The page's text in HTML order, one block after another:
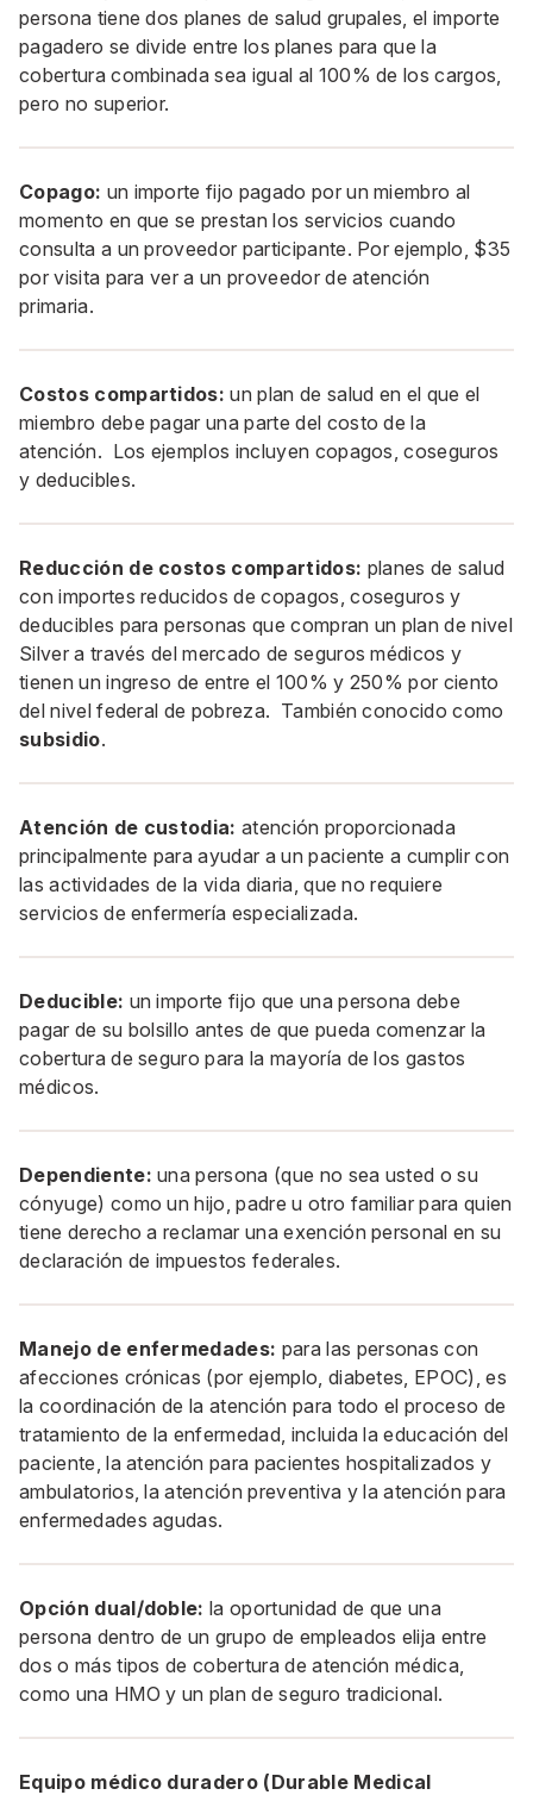
persona tiene dos planes de salud grupales, el importe
pagadero se divide entre los planes para que la
cobertura combinada sea igual al 100% de los cargos,
pero no superior.
Copago: un importe fijo pagado por un miembro al
momento en que se prestan los servicios cuando
consulta a un proveedor participante. Por ejemplo, $35
por visita para ver a un proveedor de atención
primaria.
Costos compartidos: un plan de salud en el que el
miembro debe pagar una parte del costo de la
atención. Los ejemplos incluyen copagos, coseguros
y deducibles.
Reducción de costos compartidos: planes de salud
con importes reducidos de copagos, coseguros y
deducibles para personas que compran un plan de nivel
Silver a través del mercado de seguros médicos y
tienen un ingreso de entre el 100% y 250% por ciento
del nivel federal de pobreza. También conocido como
subsidio.
Atención de custodia: atención proporcionada
principalmente para ayudar a un paciente a cumplir con
las actividades de la vida diaria, que no requiere
servicios de enfermería especializada.
Deducible: un importe fijo que una persona debe
pagar de su bolsillo antes de que pueda comenzar la
cobertura de seguro para la mayoría de los gastos
médicos.
Dependiente: una persona (que no sea usted o su
cónyuge) como un hijo, padre u otro familiar para quien
tiene derecho a reclamar una exención personal en su
declaración de impuestos federales.
Manejo de enfermedades: para las personas con
afecciones crónicas (por ejemplo, diabetes, EPOC), es
la coordinación de la atención para todo el proceso de
tratamiento de la enfermedad, incluida la educación del
paciente, la atención para pacientes hospitalizados y
ambulatorios, la atención preventiva y la atención para
enfermedades agudas.
Opción dual/doble: la oportunidad de que una
persona dentro de un grupo de empleados elija entre
dos o más tipos de cobertura de atención médica,
como una HMO y un plan de seguro tradicional.
Equipo médico duradero (Durable Medical